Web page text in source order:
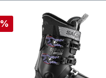
Rabatt
%